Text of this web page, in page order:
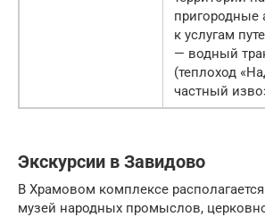
пригородные
к услугам
— водный
(теплоход
частный
Экскурсии в Завидово
В Храмовом комплексе
музей народных промыслов,